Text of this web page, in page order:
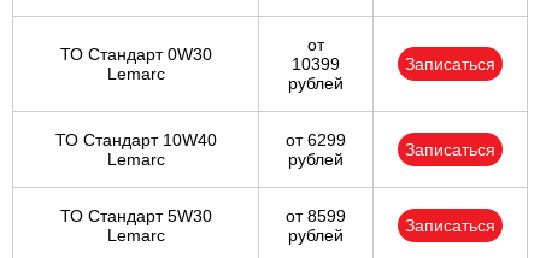
ТО Стандарт 0W30
Lemarc
от
10399
рублей
Записаться
ТО Стандарт 10W40
Lemarc
от 6299
рублей
Записаться
ТО Стандарт 5W30
Lemarc
от 8599
рублей
Записаться